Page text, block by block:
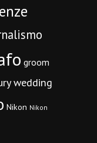
groom
wedding
Nikon Nikon